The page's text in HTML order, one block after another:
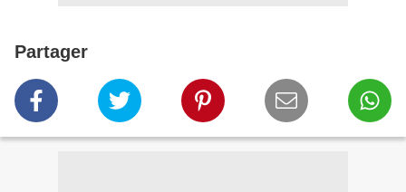
Partager